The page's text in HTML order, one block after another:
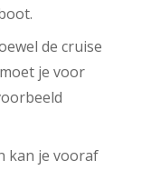
de cruise
je voor
kan je vooraf